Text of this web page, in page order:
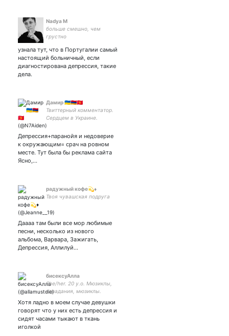
Nadya M
больше смешно, чем
грустно
узнала тут, что в Португалии самый
настоящий больничный, если
диагностирована депрессия, такие
дела.
Дамир 🇺🇦🇦🇲🇰🇬
Твиттерный комментатор.
Сердцем в Украине.
Центрист либерального
толка. Геншин - наше все.
Слава Украине Жыве
Беларусь Россия будет
свободной
Депрессия+паранойя и недоверие
к окружающим= срач на ровном
месте. Тут была бы реклама сайта
Ясно,…
радужный кофе💫♦️
Твоя чувашская подруга
Даааа там были все мор любимые
песни, несколько из нового
альбома, Варвара, Зажигать,
Депрессия, Аллилуй…
бисексуАлла
She/her. 20 y.o. Мюзиклы,
страдания, мюзиклы.
Баярунаса по версии
пустого анонимного акка,
нежный шиппер,
Хотя ладно в моем случае девушки
говорят что у них есть депрессия и
сидят часами тыкают в ткань
иголкой